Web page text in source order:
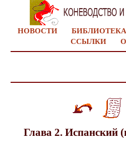
НОВОСТИ БИБЛИОТЕКА
ССЫЛКИ
Глава 2.